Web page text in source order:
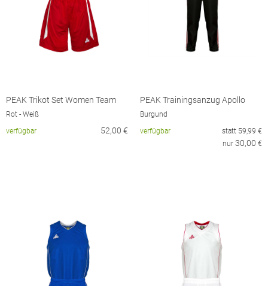
PEAK Trikot Set Women Team
Rot - Weiß
verfügbar
52,00 €
PEAK Trainingsanzug Apollo
Burgund
verfügbar
statt 59,99 €
nur 30,00 €